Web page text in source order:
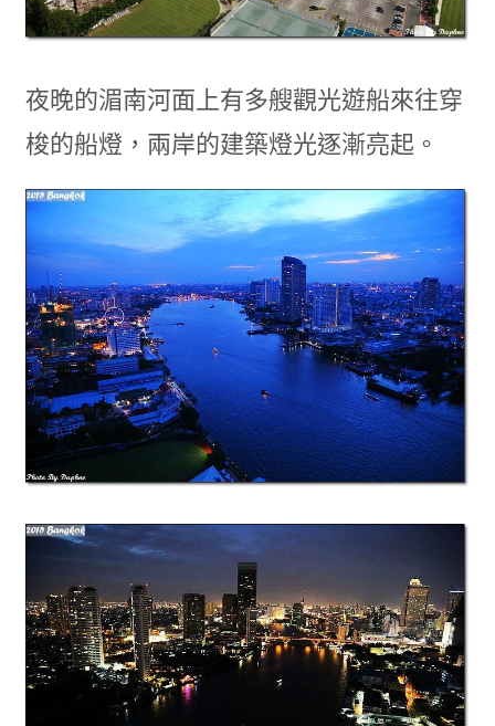
夜晚的湄南河面上有多艘觀光遊船來往穿
梭的船燈，兩岸的建築燈光逐漸亮起。